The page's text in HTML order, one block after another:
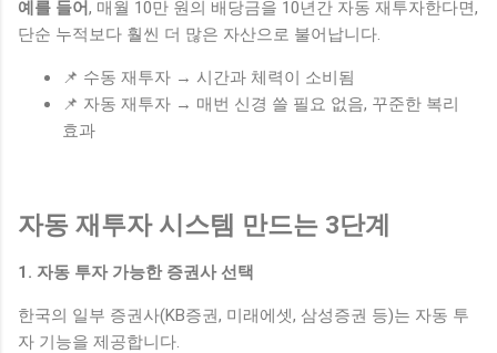
예를 들어, 매월 10만 원의 배당금을 10년간 자동 재투자한다면,
단순 누적보다 훨씬 더 많은 자산으로 불어납니다.
📌 수동 재투자 → 시간과 체력이 소비됨
📌 자동 재투자 → 매번 신경 쓸 필요 없음, 꾸준한 복리
효과
자동 재투자 시스템 만드는 3단계
1. 자동 투자 가능한 증권사 선택
한국의 일부 증권사(KB증권, 미래에셋, 삼성증권 등)는 자동 투
자 기능을 제공합니다.